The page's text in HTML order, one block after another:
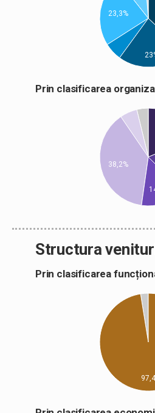
23,3%
Prin clasificarea
38,2%
Structura
Prin clasificarea